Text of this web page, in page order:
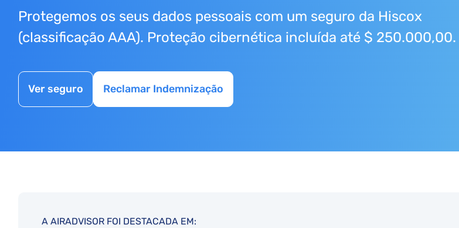
Protegemos os seus dados pessoais com um seguro da Hiscox
(classificação AAA). Proteção cibernética incluída até $ 250.000,00.
Ver seguro Reclamar Indemnização
A AIRADVISOR FOI DESTACADA EM: